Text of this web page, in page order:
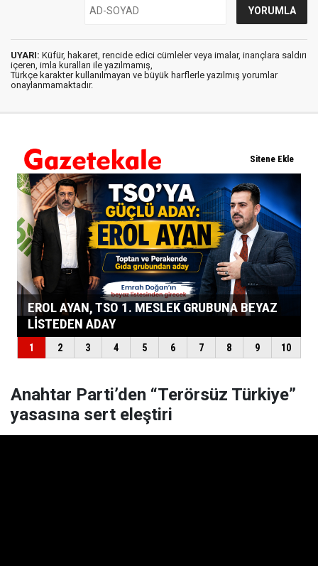
UYARI: Küfür, hakaret, rencide edici cümleler veya imalar, inançlara saldırı
içeren, imla kuralları ile yazılmamış,
Türkçe karakter kullanılmayan ve büyük harflerle yazılmış yorumlar
onaylanmamaktadır.
Anahtar Parti’den “Terörsüz Türkiye”
yasasına sert eleştiri